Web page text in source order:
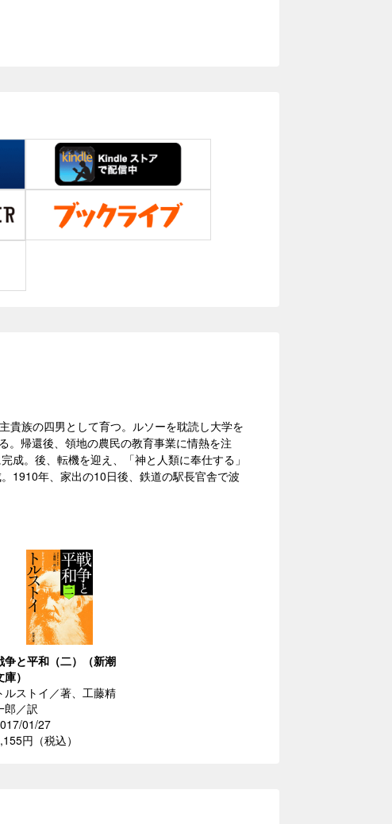
貴族の四男として育つ。ルソーを耽読し大学を
。帰還後、領地の農民の教育事業に情熱を注
成。後、転機を迎え、「神と人類に奉仕する」
1910年、家出の10日後、鉄道の駅長官舎で波
争と平和（二）（新潮
庫）
ルストイ／著、工藤精
郎／訳
01/27
円（税込）